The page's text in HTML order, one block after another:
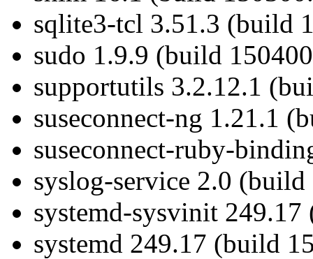
sqlite3-tcl 3.51.3 (build
sudo 1.9.9 (build
supportutils 3.2.12.1
suseconnect-ng 1.21.1
suseconnect-ruby-
syslog-service 2.0
systemd-sysvinit
systemd 249.17 (build